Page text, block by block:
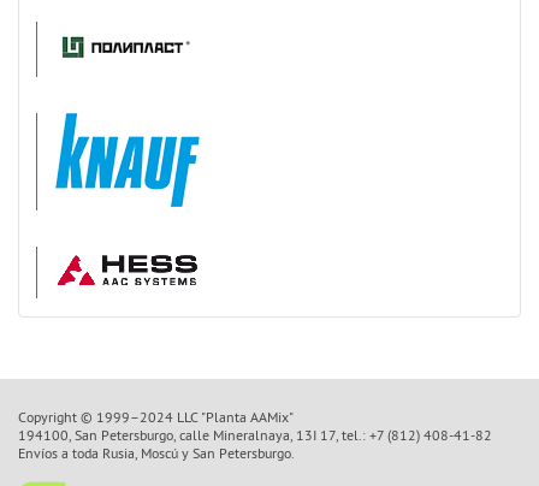
Copyright © 1999–2024 LLC "Planta AAMix"
194100, San Petersburgo, calle Mineralnaya, 13I 17, tel.: +7 (812) 408-41-82
Envíos a toda Rusia, Moscú y San Petersburgo.